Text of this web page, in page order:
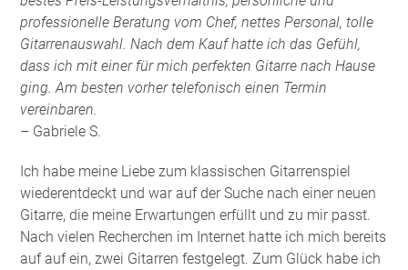
professionelle Beratung vom Chef, nettes Personal, tolle
Gitarrenauswahl. Nach dem Kauf hatte ich das Gefühl,
dass ich mit einer für mich perfekten Gitarre nach Hause
ging. Am besten vorher telefonisch einen Termin
vereinbaren.
– Gabriele S.
Ich habe meine Liebe zum klassischen Gitarrenspiel
wiederentdeckt und war auf der Suche nach einer neuen
Gitarre, die meine Erwartungen erfüllt und zu mir passt.
Nach vielen Recherchen im Internet hatte ich mich bereits
auf auf ein, zwei Gitarren festgelegt. Zum Glück habe ich